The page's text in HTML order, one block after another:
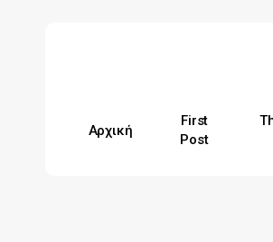
Αρχική
First
Post